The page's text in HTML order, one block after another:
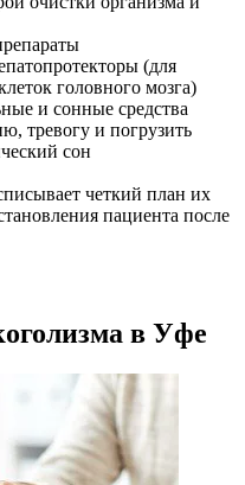
(для
головного мозга)
и сонные средства
тревогу и погрузить
сон
четкий план их
пациента после
в Уфе